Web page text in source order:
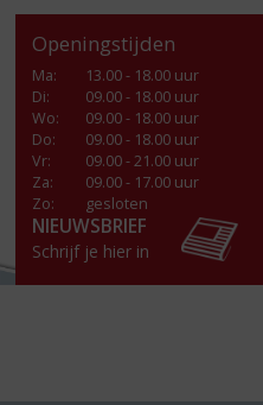
Openingstijden
Ma:
13.00 - 18.00 uur
Di:
09.00 - 18.00 uur
Wo:
09.00 - 18.00 uur
Do:
09.00 - 18.00 uur
Vr:
09.00 - 21.00 uur
Za:
09.00 - 17.00 uur
Zo:
gesloten
NIEUWSBRIEF
Schrijf je hier in